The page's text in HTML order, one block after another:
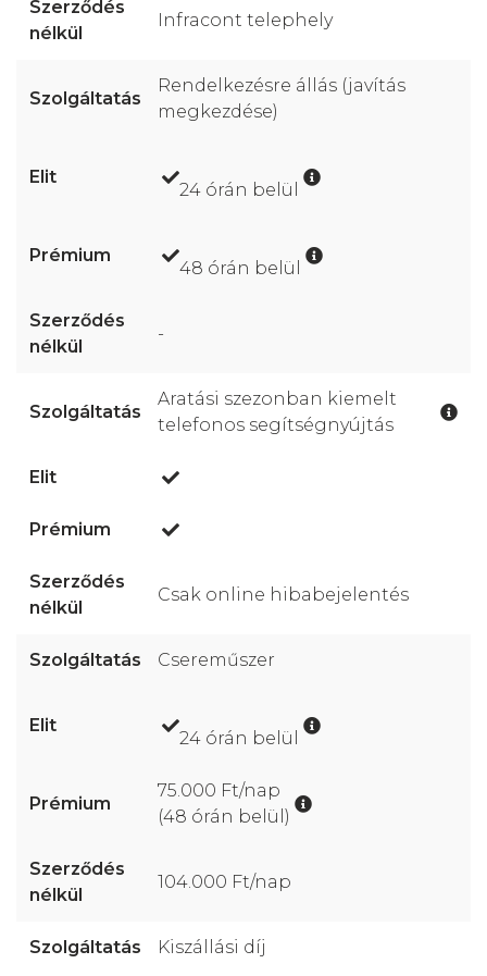
Infracont telephely
Rendelkezésre állás (javítás
megkezdése)
24 órán belül
48 órán belül
-
Aratási szezonban kiemelt
telefonos segítségnyújtás
Csak online hibabejelentés
Csereműszer
24 órán belül
75.000 Ft/nap
(48 órán belül)
104.000 Ft/nap
Kiszállási díj